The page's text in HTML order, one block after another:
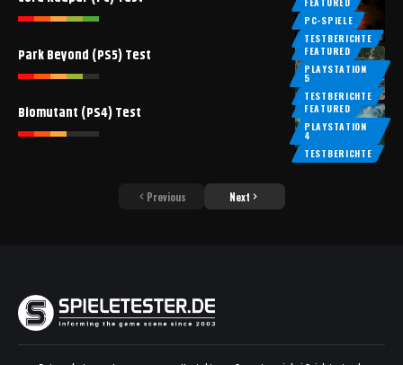
PC-SPIELE
TESTBERICHTE
FEATURED
PLAYSTATION
5
TESTBERICHTE
Park Beyond (PS5) Test
FEATURED
PLAYSTATION
4
TESTBERICHTE
Biomutant (PS4) Test
Previous Next